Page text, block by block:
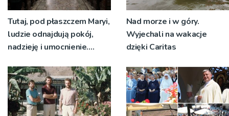
Tutaj, pod płaszczem Maryi,
ludzie odnajdują pokój,
nadzieję i umocnienie.
Bruśniku
Nad morze i w góry.
Wyjechali na wakacje
dzięki Caritas